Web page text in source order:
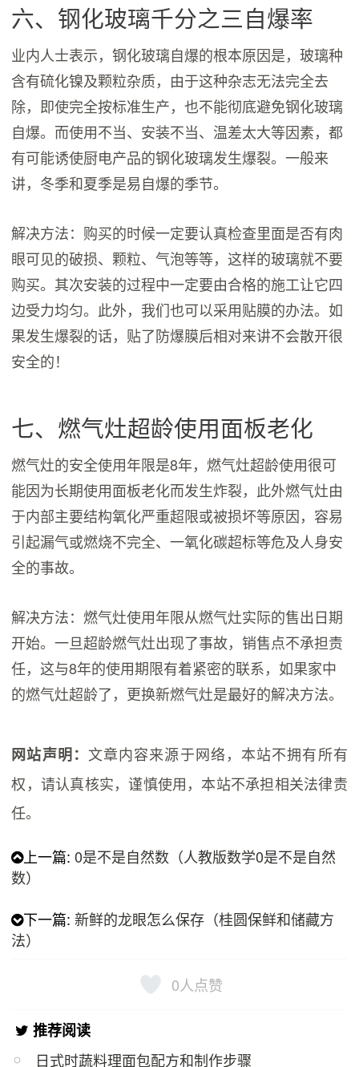
六、钢化玻璃千分之三自爆率
业内人士表示，钢化玻璃自爆的根本原因是，玻璃种
含有硫化镍及颗粒杂质，由于这种杂志无法完全去
除，即使完全按标准生产，也不能彻底避免钢化玻璃
自爆。而使用不当、安装不当、温差太大等因素，都
有可能诱使厨电产品的钢化玻璃发生爆裂。一般来
讲，冬季和夏季是易自爆的季节。
解决方法：购买的时候一定要认真检查里面是否有肉
眼可见的破损、颗粒、气泡等等，这样的玻璃就不要
购买。其次安装的过程中一定要由合格的施工让它四
边受力均匀。此外，我们也可以采用贴膜的办法。如
果发生爆裂的话，贴了防爆膜后相对来讲不会散开很
安全的！
七、燃气灶超龄使用面板老化
燃气灶的安全使用年限是8年，燃气灶超龄使用很可
能因为长期使用面板老化而发生炸裂，此外燃气灶由
于内部主要结构氧化严重超限或被损坏等原因，容易
引起漏气或燃烧不完全、一氧化碳超标等危及人身安
全的事故。
解决方法：燃气灶使用年限从燃气灶实际的售出日期
开始。一旦超龄燃气灶出现了事故，销售点不承担责
任，这与8年的使用期限有着紧密的联系，如果家中
的燃气灶超龄了，更换新燃气灶是最好的解决方法。
网站声明： 文章内容来源于网络，本站不拥有所有
权，请认真核实，谨慎使用，本站不承担相关法律责
任。
上一篇:0是不是自然数（人教版数学0是不是自然
数）
下一篇:新鲜的龙眼怎么保存（桂圆保鲜和储藏方
法）
0人点赞
推荐阅读
日式时蔬料理面包配方和制作步骤